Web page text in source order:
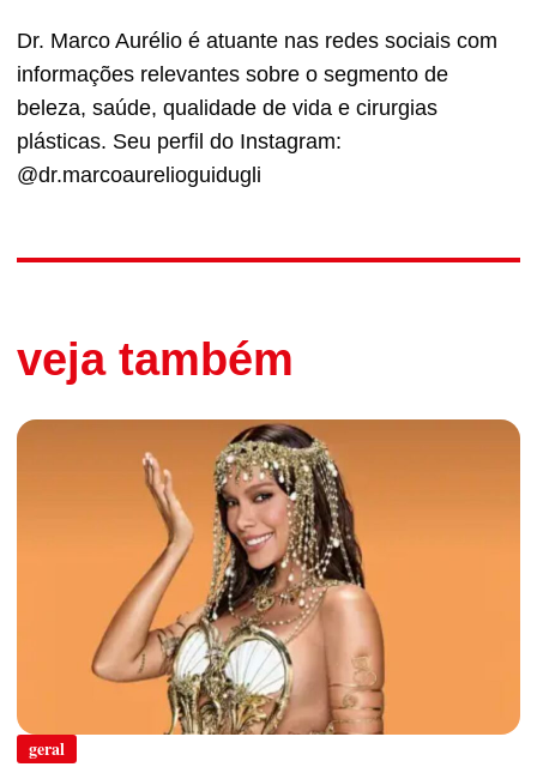
Dr. Marco Aurélio é atuante nas redes sociais com
informações relevantes sobre o segmento de
beleza, saúde, qualidade de vida e cirurgias
plásticas. Seu perfil do Instagram:
@dr.marcoaurelioguidugli
veja também
geral